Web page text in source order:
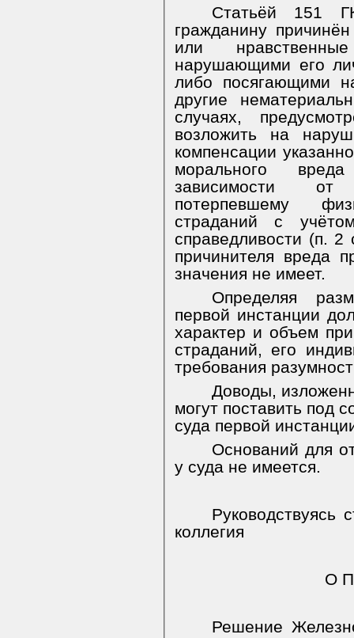
Статьёй 151
гражданину
или
нарушающими его
либо посягающими
другие
случаях,
возложить на
компенсации
морального
зависимости от
потерпевшему
страданий с
справедливости (п.
причинителя вреда
значения не имеет.
Определяя
первой инстанции
характер и объем
страданий, его
требования
Доводы,
могут поставить под
суда первой
Оснований для
у суда не имеется.
коллегия
О
Решение